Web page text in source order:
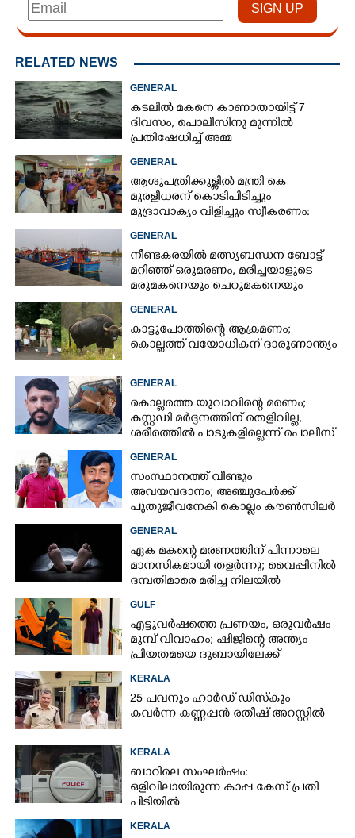
RELATED NEWS
GENERAL
കടലിൽ മകനെ കാണാതായിട്ട് 7
ദിവസം, പൊലീസിനു മുന്നിൽ
പ്രതിഷേധിച്ച് അമ്മ
GENERAL
ആശുപത്രിക്കുള്ളിൽ മന്ത്രി കെ
മുരളീധരന് കൊടിപിടിച്ചും
മുദ്രാവാക്യം വിളിച്ചും സ്വീകരണം:
GENERAL
നീണ്ടകരയിൽ മത്സ്യബന്ധന ബോട്ട്
മറിഞ്ഞ്​ ഒരുമരണം,​ മരിച്ചയാളുടെ
മരുമകനെയും ചെറുമകനെയും
GENERAL
കാട്ടുപോത്തിന്റെ ആക്രമണം;
കൊല്ലത്ത് വയോധികന് ദാരുണാന്ത്യം
GENERAL
കൊല്ലത്തെ യുവാവിന്റെ മരണം;
കസ്റ്റഡി മർദ്ദനത്തിന് തെളിവില്ല,
ശരീരത്തിൽ പാടുകളില്ലെന്ന് പൊലീസ്
GENERAL
സംസ്ഥാനത്ത് വീണ്ടും
അവയവദാനം; അഞ്ചുപേർക്ക്
പുതുജീവനേകി കൊല്ലം കൗൺസിലർ
GENERAL
ഏക മകന്റെ മരണത്തിന് പിന്നാലെ
മാനസികമായി തളർന്നു; വൈപ്പിനിൽ
ദമ്പതിമാരെ മരിച്ച നിലയിൽ
GULF
എട്ടുവർഷത്തെ പ്രണയം,​ ഒരുവർഷം
മുമ്പ് വിവാഹം; ഷിജിന്റെ അന്ത്യം
പ്രിയതമയെ ദുബായിലേക്ക്
KERALA
25 പവനും ഹാർഡ് ഡിസ്കും
കവർന്ന കണ്ണപ്പൻ രതീഷ് അറസ്റ്റിൽ
KERALA
ബാറിലെ സംഘർഷം:
ഒളിവിലായിരുന്ന കാപ്പ കേസ് പ്രതി
പിടിയിൽ
KERALA